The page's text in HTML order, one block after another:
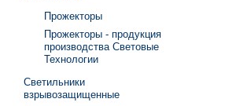
Прожекторы
Прожекторы - продукция
производства Световые
Технологии
Светильники
взрывозащищенные